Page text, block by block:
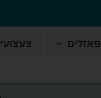
פאזלים